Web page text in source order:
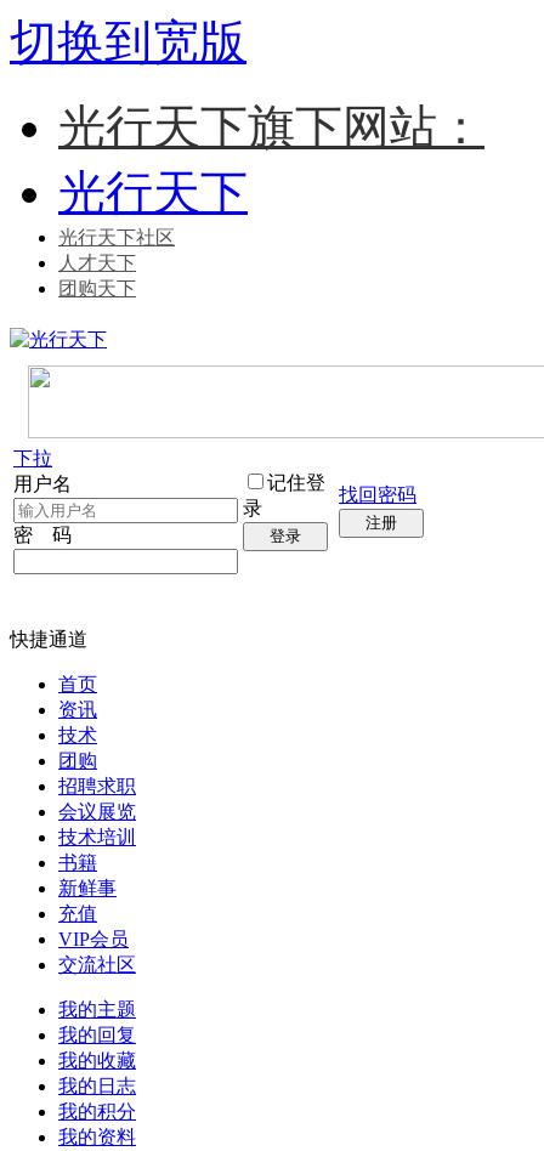
切换到宽版
光行天下旗下网站：
光行天下
光行天下社区
人才天下
团购天下
下拉
用户名
密 码
记住登
录
登录
找回密码
注册
快捷通道
首页
资讯
技术
团购
招聘求职
会议展览
技术培训
书籍
新鲜事
充值
VIP会员
交流社区
我的主题
我的回复
我的收藏
我的日志
我的积分
我的资料